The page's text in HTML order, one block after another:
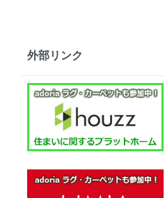
外部リンク